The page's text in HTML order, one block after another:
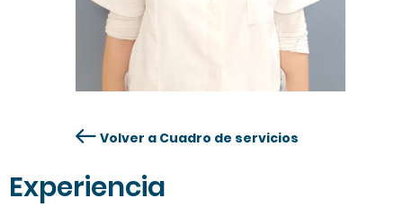
Experiencia
Volver a Cuadro de servicios